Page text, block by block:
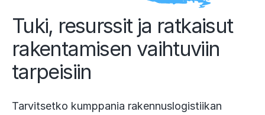
Tuki, resurssit ja ratkaisut
rakentamisen vaihtuviin
tarpeisiin
Tarvitsetko kumppania rakennuslogistiikan